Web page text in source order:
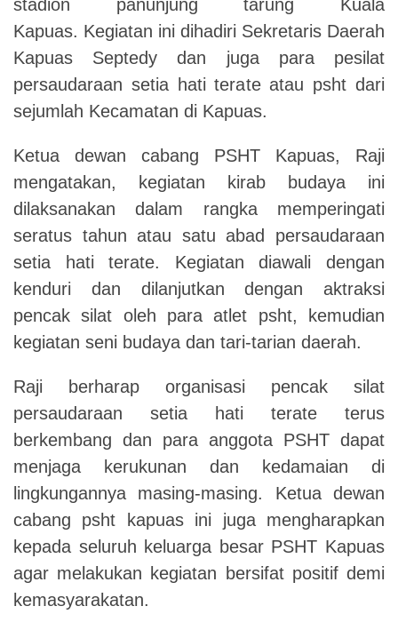
stadion panunjung tarung Kuala
Kapuas. Kegiatan ini dihadiri Sekretaris Daerah
Kapuas Septedy dan juga para pesilat
persaudaraan setia hati terate atau psht dari
sejumlah Kecamatan di Kapuas.
Ketua dewan cabang PSHT Kapuas, Raji
mengatakan, kegiatan kirab budaya ini
dilaksanakan dalam rangka memperingati
seratus tahun atau satu abad persaudaraan
setia hati terate. Kegiatan diawali dengan
kenduri dan dilanjutkan dengan aktraksi
pencak silat oleh para atlet psht, kemudian
kegiatan seni budaya dan tari-tarian daerah.
Raji berharap organisasi pencak silat
persaudaraan setia hati terate terus
berkembang dan para anggota PSHT dapat
menjaga kerukunan dan kedamaian di
lingkungannya masing-masing. Ketua dewan
cabang psht kapuas ini juga mengharapkan
kepada seluruh keluarga besar PSHT Kapuas
agar melakukan kegiatan bersifat positif demi
kemasyarakatan.